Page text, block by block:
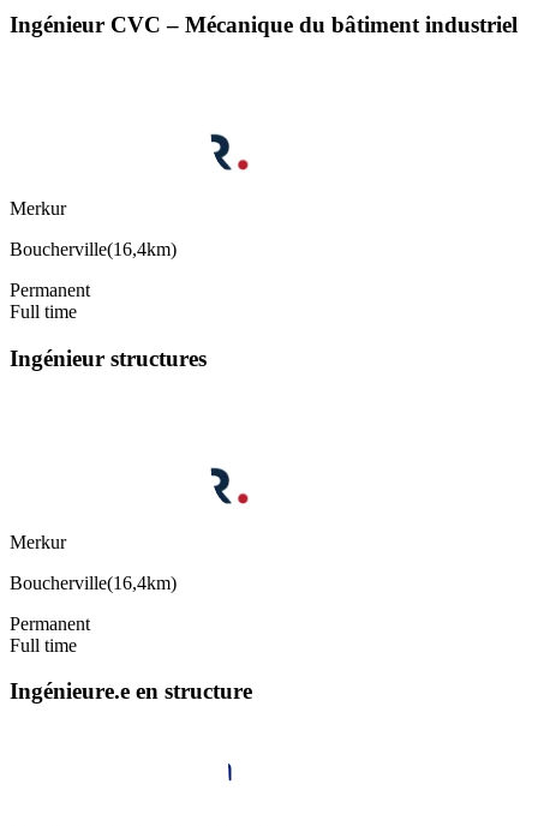
Ingénieur CVC – Mécanique du bâtiment industriel
Merkur
Boucherville(16,4km)
Permanent
Full time
Ingénieur structures
Merkur
Boucherville(16,4km)
Permanent
Full time
Ingénieure.e en structure